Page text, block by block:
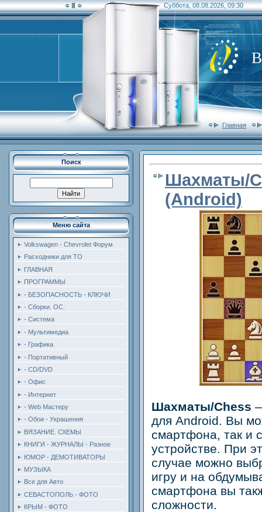
Суббота, 08.08.2026, 09:30
Главная
Поиск
Меню сайта
Volkswagen - Chevrolet Форум
Расходники для ТО
ГЛАВНАЯ
ПРОГРАММЫ
- БЕЗОПАСНОСТЬ - КЛЮЧИ
- Сборки. ОС.
- Система
- Мультимедиа
- Графика
- Портативный
- CD/DVD
- Офис
- Интернет
- Web Мастеру
- Обои - Украшения
ВЯЗАНИЕ. СХЕМЫ
КНИГИ - ЖУРНАЛЫ - Разное
ЮМОР - ДЕМОТИВАТОРЫ
МУЗЫКА
Все для Авто
СЕВАСТОПОЛЬ - ФОТО
КРЫМ - ФОТО
Шахматы/
(Android)
Шахматы/Chess
для Android. Вы
смартфона, так и
устройстве. При
случае можно
игру и на
смартфона вы
сложности.